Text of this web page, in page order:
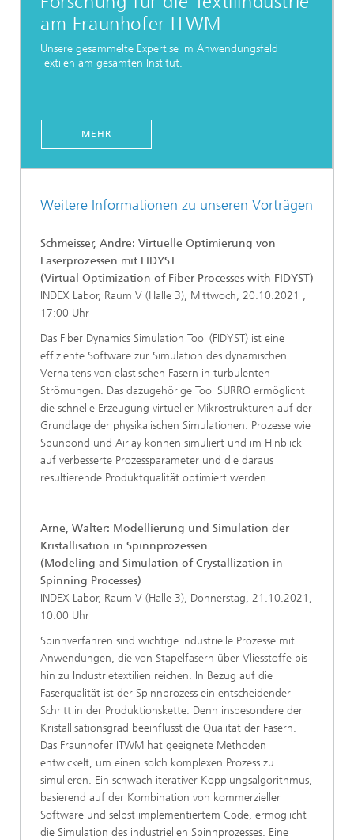
am Fraunhofer ITWM
Unsere gesammelte Expertise im Anwendungsfeld
Textilen am gesamten Institut.
MEHR
Weitere Informationen zu unseren Vorträgen
Schmeisser, Andre: Virtuelle Optimierung von
Faserprozessen mit FIDYST
(Virtual Optimization of Fiber Processes with FIDYST)
INDEX Labor, Raum V (Halle 3), Mittwoch, 20.10.2021 ,
17:00 Uhr
Das Fiber Dynamics Simulation Tool (FIDYST) ist eine
effiziente Software zur Simulation des dynamischen
Verhaltens von elastischen Fasern in turbulenten
Strömungen. Das dazugehörige Tool SURRO ermöglicht
die schnelle Erzeugung virtueller Mikrostrukturen auf der
Grundlage der physikalischen Simulationen. Prozesse wie
Spunbond und Airlay können simuliert und im Hinblick
auf verbesserte Prozessparameter und die daraus
resultierende Produktqualität optimiert werden.
Arne, Walter: Modellierung und Simulation der
Kristallisation in Spinnprozessen
(Modeling and Simulation of Crystallization in
Spinning Processes)
INDEX Labor, Raum V (Halle 3), Donnerstag, 21.10.2021,
10:00 Uhr
Spinnverfahren sind wichtige industrielle Prozesse mit
Anwendungen, die von Stapelfasern über Vliesstoffe bis
hin zu Industrietextilien reichen. In Bezug auf die
Faserqualität ist der Spinnprozess ein entscheidender
Schritt in der Produktionskette. Denn insbesondere der
Kristallisationsgrad beeinflusst die Qualität der Fasern.
Das Fraunhofer ITWM hat geeignete Methoden
entwickelt, um einen solch komplexen Prozess zu
simulieren. Ein schwach iterativer Kopplungsalgorithmus,
basierend auf der Kombination von kommerzieller
Software und selbst implementiertem Code, ermöglicht
die Simulation des industriellen Spinnprozesses. Eine